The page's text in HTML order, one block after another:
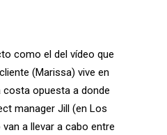
como el del vídeo que
(Marissa) vive en
costa opuesta a donde
manager Jill (en Los
a llevar a cabo entre